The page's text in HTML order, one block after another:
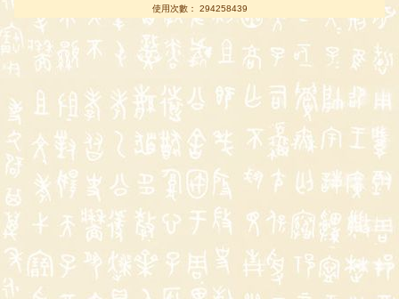
使用次數： 294258439